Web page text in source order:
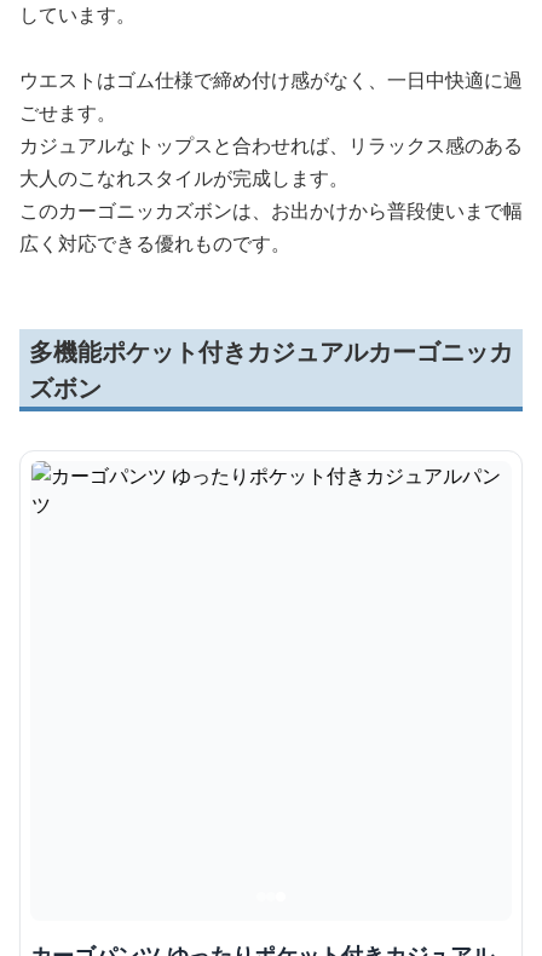
しています。
ウエストはゴム仕様で締め付け感がなく、一日中快適に過
ごせます。
カジュアルなトップスと合わせれば、リラックス感のある
大人のこなれスタイルが完成します。
このカーゴニッカズボンは、お出かけから普段使いまで幅
広く対応できる優れものです。
多機能ポケット付きカジュアルカーゴニッカ
ズボン